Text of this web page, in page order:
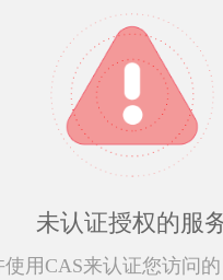
未认证授权的服
用CAS来认证您访问的